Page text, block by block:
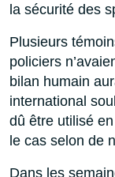
la sécurité des
Plusieurs
policiers
bilan humain
international
dû être utilisé
le cas selon de
Dans les